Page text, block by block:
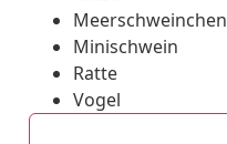
Meerschweinchen
Minischwein
Ratte
Vogel